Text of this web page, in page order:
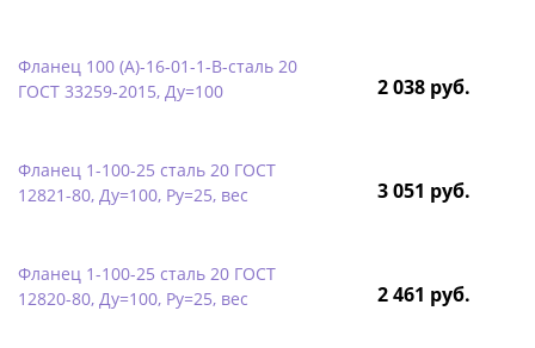
Фланец 100 (А)-16-01-1-B-сталь 20
ГОСТ 33259-2015, Ду=100
2 038 руб.
Фланец 1-100-25 сталь 20 ГОСТ
12821-80, Ду=100, Ру=25, вес
3 051 руб.
Фланец 1-100-25 сталь 20 ГОСТ
12820-80, Ду=100, Ру=25, вес
2 461 руб.